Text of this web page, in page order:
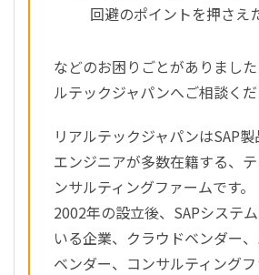
回避のポイントを押さえ
などのお困りごとがありまし
ルテックジャパンへご相談くだ
リアルテックジャパンはSAP
エンジニアが多数在籍する、
ンサルティングファームです。
2002年の設立後、SAPシステ
いる企業、クラウドベンダー
ベンダー、コンサルティング